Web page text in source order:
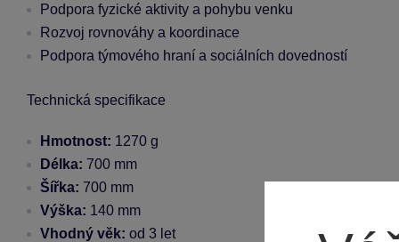
Podpora fyzické aktivity a pohybu venku
Rozvoj rovnováhy a koordinace
Podpora týmového hraní a sociálních dovedností
Technická specifikace
Hmotnost: 1270 g
Délka: 700 mm
Šířka: 700 mm
Výška: 140 mm
Vhodný věk: od 3 let